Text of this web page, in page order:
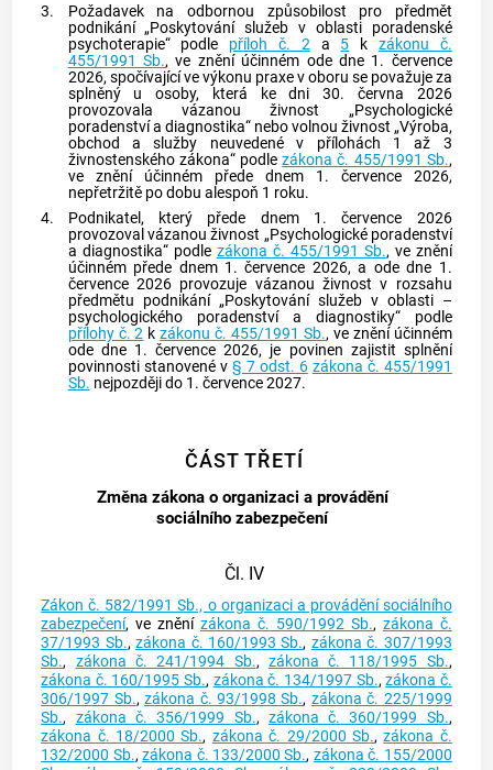
3.
Požadavek na odbornou způsobilost pro předmět
podnikání „Poskytování služeb v oblasti poradenské
psychoterapie“ podle příloh č. 2a 5 kzákonu č.
455/1991 Sb., ve znění účinném ode dne 1. července
2026, spočívající ve výkonu praxe v oboru se považuje za
splněný u osoby, která ke dni 30. června 2026
provozovala vázanou živnost „Psychologické
poradenství a diagnostika“ nebo volnou živnost „Výroba,
obchod a služby neuvedené v přílohách 1 až 3
živnostenského zákona“ podlezákona č. 455/1991 Sb.,
ve znění účinném přede dnem 1. července 2026,
nepřetržitě po dobu alespoň 1 roku.
4.
Podnikatel, který přede dnem 1. července 2026
provozoval vázanou živnost „Psychologické poradenství
a diagnostika“ podle zákona č. 455/1991 Sb., ve znění
účinném přede dnem 1. července 2026, a ode dne 1.
července 2026 provozuje vázanou živnost v rozsahu
předmětu podnikání „Poskytování služeb v oblasti –
psychologického poradenství a diagnostiky“ podle
přílohy č. 2 kzákonu č. 455/1991 Sb., ve znění účinném
ode dne 1. července 2026, je povinen zajistit splnění
povinnosti stanovené v § 7 odst. 6 zákona č. 455/1991
Sb. nejpozději do 1. července 2027.
ČÁST TŘETÍ
Změna zákona o organizaci a provádění
sociálního zabezpečení
Čl. IV
Zákon č. 582/1991 Sb., o organizaci a provádění sociálního
zabezpečení, ve zněnízákona č. 590/1992 Sb., zákona č.
37/1993 Sb.,zákona č. 160/1993 Sb., zákona č. 307/1993
Sb., zákona č. 241/1994 Sb., zákona č. 118/1995 Sb.,
zákona č. 160/1995 Sb., zákona č. 134/1997 Sb.,zákona č.
306/1997 Sb.,zákona č. 93/1998 Sb., zákona č. 225/1999
Sb., zákona č. 356/1999 Sb., zákona č. 360/1999 Sb.,
zákona č. 18/2000 Sb., zákona č. 29/2000 Sb.,zákona č.
132/2000 Sb.,zákona č. 133/2000 Sb., zákona č. 155/2000